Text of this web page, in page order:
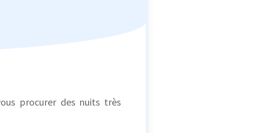
procurer des nuits très